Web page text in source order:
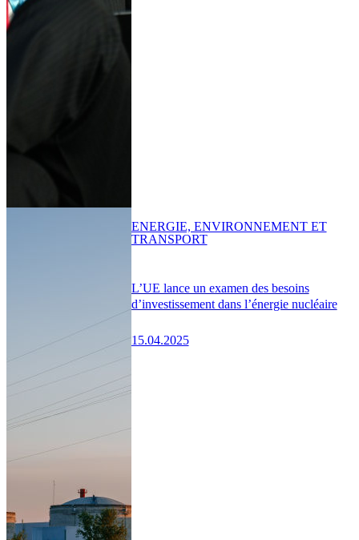
L’UE lance un examen des besoins
d’investissement dans l’énergie nucléaire
15.04.2025
ENERGIE, ENVIRONNEMENT ET
TRANSPORT